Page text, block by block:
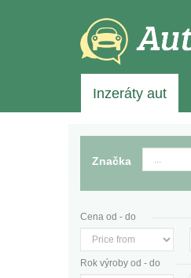
Inzeráty aut
Značka
Cena od - do
Rok výroby od - do